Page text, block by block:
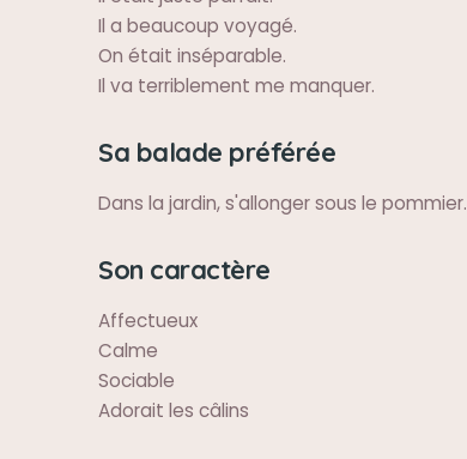
Il a beaucoup voyagé.
On était inséparable.
Il va terriblement me manquer.
Sa balade préférée
Dans la jardin, s'allonger sous le pommier.
Son caractère
Affectueux
Calme
Sociable
Adorait les câlins